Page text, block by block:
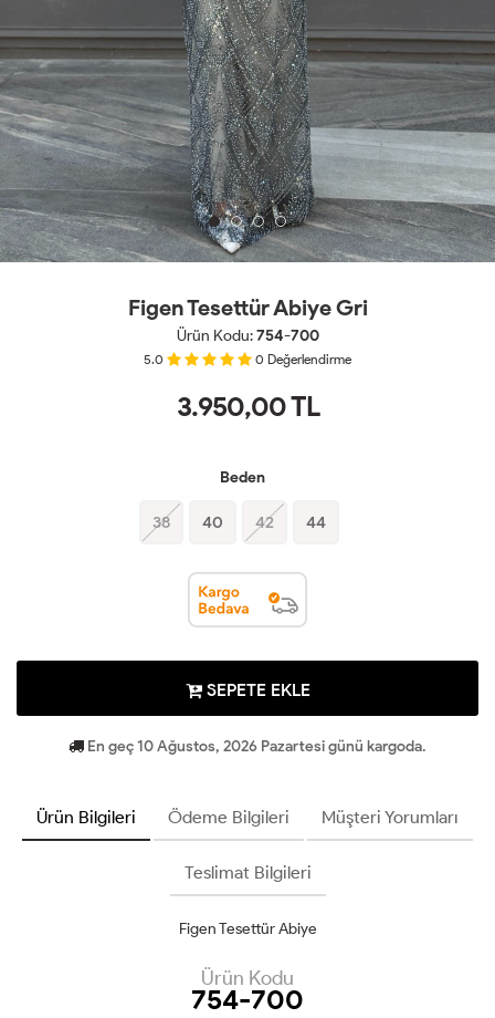
Figen Tesettür Abiye Gri
Ürün Kodu:754-700
5.0 0 Değerlendirme
3.950,00TL
Beden
38 40 42 44
SEPETE EKLE
En geç 10 Ağustos, 2026 Pazartesi günü kargoda.
Ürün Bilgileri Ödeme Bilgileri Müşteri Yorumları
Teslimat Bilgileri
Figen Tesettür Abiye
Ürün Kodu
754-700